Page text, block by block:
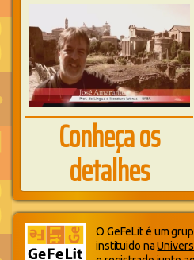
Conheça os
detalhes
O GeFeLit é um
instituido na